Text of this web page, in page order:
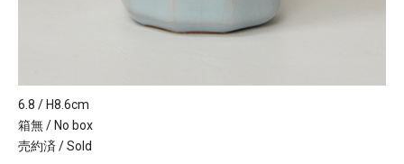
6.8 / H8.6cm
箱無 / No box
売約済 / Sold